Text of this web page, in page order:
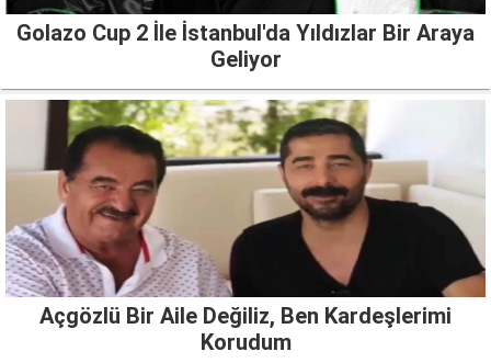
Golazo Cup 2 İle İstanbul'da Yıldızlar Bir Araya
Geliyor
Açgözlü Bir Aile Değiliz, Ben Kardeşlerimi
Korudum